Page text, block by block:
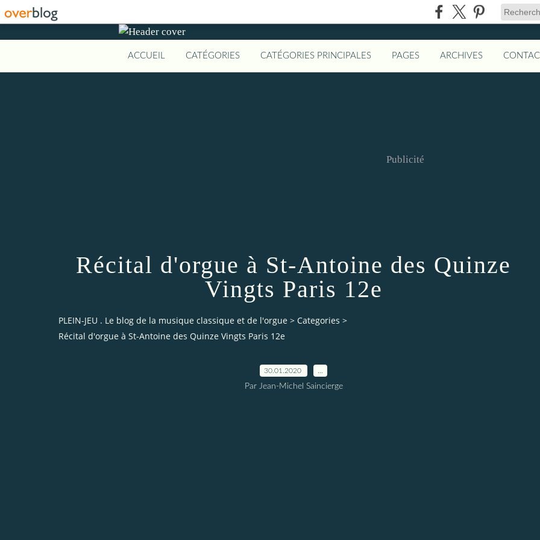
ACCUEIL CATÉGORIES CATÉGORIES PRINCIPALES PAGES ARCHIVES
Publicité
Récital d'orgue à St-Antoine des Quinze
Vingts Paris 12e
PLEIN-JEU . Le blog de la musique classique et de l'orgue > Categories >
Récital d'orgue à St-Antoine des Quinze Vingts Paris 12e
30.01.2020
Par Jean-Michel Saincierge